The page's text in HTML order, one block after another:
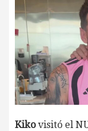
Kikovisitó el